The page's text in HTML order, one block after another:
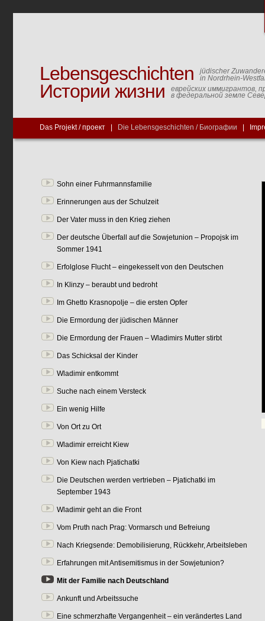
Lebensgeschichten
jüdischer
in Nordrhein-
Истории жизни еврейских иммигрантов,
в федеральной земле
Das Projekt / проект Die Lebensgeschichten / Биографии
Sohn einer Fuhrmannsfamilie
Erinnerungen aus der Schulzeit
Der Vater muss in den Krieg ziehen
Der deutsche Überfall auf die Sowjetunion – Propojsk im
Sommer 1941
Erfolglose Flucht – eingekesselt von den Deutschen
In Klinzy – beraubt und bedroht
Im Ghetto Krasnopolje – die ersten Opfer
Die Ermordung der jüdischen Männer
Die Ermordung der Frauen – Wladimirs Mutter stirbt
Das Schicksal der Kinder
Wladimir entkommt
Suche nach einem Versteck
Ein wenig Hilfe
Von Ort zu Ort
Wladimir erreicht Kiew
Von Kiew nach Pjatichatki
Die Deutschen werden vertrieben – Pjatichatki im
September 1943
Wladimir geht an die Front
Vom Pruth nach Prag: Vormarsch und Befreiung
Nach Kriegsende: Demobilisierung, Rückkehr, Arbeitsleben
Erfahrungen mit Antisemitismus in der Sowjetunion?
Mit der Familie nach Deutschland
Ankunft und Arbeitssuche
Eine schmerzhafte Vergangenheit – ein verändertes Land